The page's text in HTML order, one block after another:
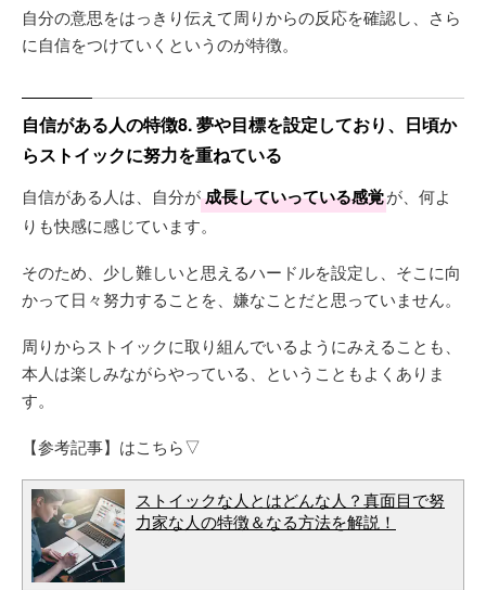
自分の意思をはっきり伝えて周りからの反応を確認し、さら
に自信をつけていくというのが特徴。
自信がある人の特徴8. 夢や目標を設定しており、日頃か
らストイックに努力を重ねている
自信がある人は、自分が成長していっている感覚が、何よ
りも快感に感じています。
そのため、少し難しいと思えるハードルを設定し、そこに向
かって日々努力することを、嫌なことだと思っていません。
周りからストイックに取り組んでいるようにみえることも、
本人は楽しみながらやっている、ということもよくありま
す。
【参考記事】はこちら▽
ストイックな人とはどんな人？真面目で努
力家な人の特徴＆なる方法を解説！